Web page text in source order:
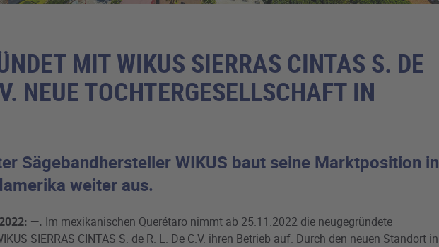
MIT WIKUS SIERRAS CINTAS S. DE
NEUE TOCHTERGESELLSCHAFT IN
Sägebandhersteller WIKUS baut seine Marktposition in
weiter aus.
—. Im mexikanischen Querétaro nimmt ab 25.11.2022 die neugegründete
SIERRAS CINTAS S. de R. L. De C.V. ihren Betrieb auf. Durch den neuen Standort in